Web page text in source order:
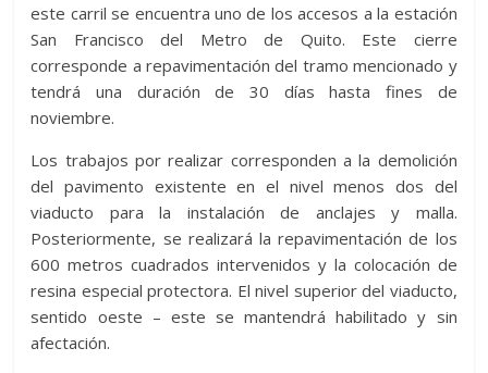
este carril se encuentra uno de los accesos a la estación
San Francisco del Metro de Quito. Este cierre
corresponde a repavimentación del tramo mencionado y
tendrá una duración de 30 días hasta fines de
noviembre.
Los trabajos por realizar corresponden a la demolición
del pavimento existente en el nivel menos dos del
viaducto para la instalación de anclajes y malla.
Posteriormente, se realizará la repavimentación de los
600 metros cuadrados intervenidos y la colocación de
resina especial protectora. El nivel superior del viaducto,
sentido oeste – este se mantendrá habilitado y sin
afectación.